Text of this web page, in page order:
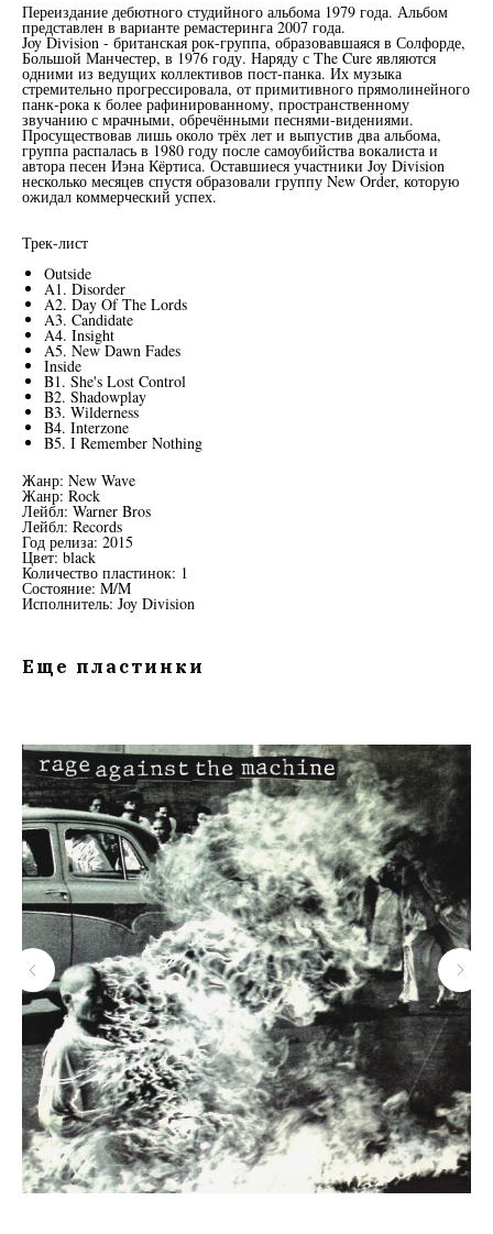
Переиздание дебютного студийного альбома 1979 года. Альбом
представлен в варианте ремастеринга 2007 года.
Joy Division - британская рок-группа, образовавшаяся в Солфорде,
Большой Манчестер, в 1976 году. Наряду с The Cure являются
одними из ведущих коллективов пост-панка. Их музыка
стремительно прогрессировала, от примитивного прямолинейного
панк-рока к более рафинированному, пространственному
звучанию с мрачными, обречёнными песнями-видениями.
Просуществовав лишь около трёх лет и выпустив два альбома,
группа распалась в 1980 году после самоубийства вокалиста и
автора песен Иэна Кёртиса. Оставшиеся участники Joy Division
несколько месяцев спустя образовали группу New Order, которую
ожидал коммерческий успех.
Трек-лист
Outside
A1. Disorder
A2. Day Of The Lords
A3. Candidate
A4. Insight
A5. New Dawn Fades
Inside
B1. She's Lost Control
B2. Shadowplay
B3. Wilderness
B4. Interzone
B5. I Remember Nothing
Жанр: New Wave
Жанр: Rock
Лейбл: Warner Bros
Лейбл: Records
Год релиза: 2015
Цвет: black
Количество пластинок: 1
Состояние: M/M
Исполнитель: Joy Division
Еще пластинки